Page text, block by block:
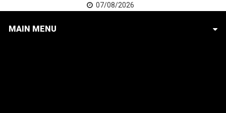
07/08/2026
MAIN MENU